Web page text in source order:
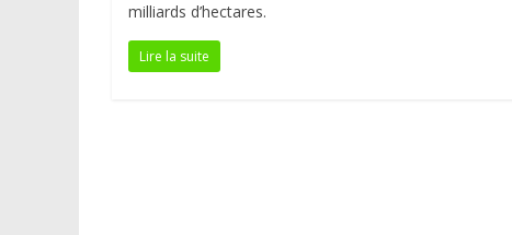
milliards d’hectares.
Lire la suite